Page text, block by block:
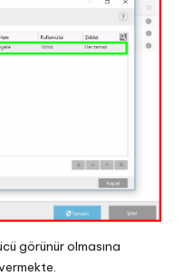
görünür olmasına